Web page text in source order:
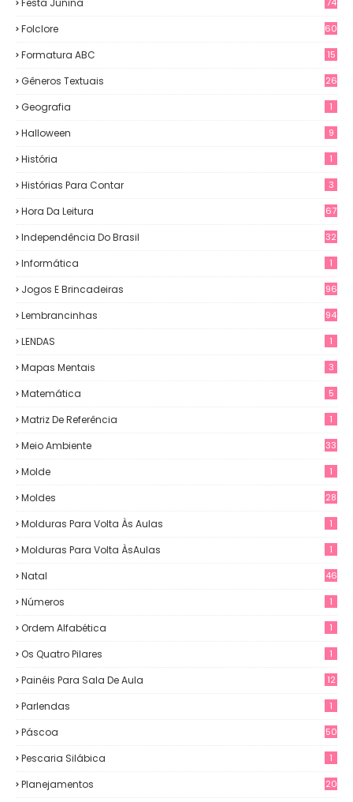
Folclore 60
Formatura ABC 15
Gêneros Textuais 26
Geografia 1
Halloween 9
História 1
Histórias Para Contar 3
Hora Da Leitura 67
Independência Do Brasil 32
Informática 1
Jogos E Brincadeiras 96
Lembrancinhas 94
LENDAS 1
Mapas Mentais 3
Matemática 5
Matriz De Referência 1
Meio Ambiente 33
Molde 1
Moldes 28
Molduras Para Volta Às Aulas 1
Molduras Para Volta ÀsAulas 1
Natal 46
Números 1
Ordem Alfabética 1
Os Quatro Pilares 1
Painéis Para Sala De Aula
12
Parlendas 1
Páscoa 50
Pescaria Silábica 1
Planejamentos 20